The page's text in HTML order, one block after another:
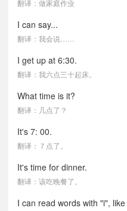
翻译：做家庭作业
I can say...
翻译：我会说……
I get up at 6:30.
翻译：我六点三十起床。
What time is it?
翻译：几点了？
It's 7: 00.
翻译：７点了。
It's time for dinner.
翻译：该吃晚餐了。
I can read words with "i",